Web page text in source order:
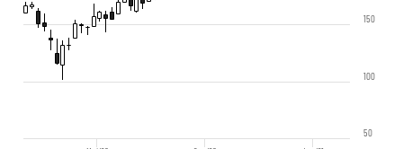
50
100
150